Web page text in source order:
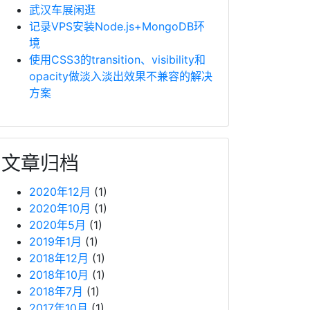
武汉车展闲逛
记录VPS安装Node.js+MongoDB环
境
使用CSS3的transition、visibility和
opacity做淡入淡出效果不兼容的解决
方案
文章归档
2020年12月 (1)
2020年10月 (1)
2020年5月 (1)
2019年1月 (1)
2018年12月 (1)
2018年10月 (1)
2018年7月 (1)